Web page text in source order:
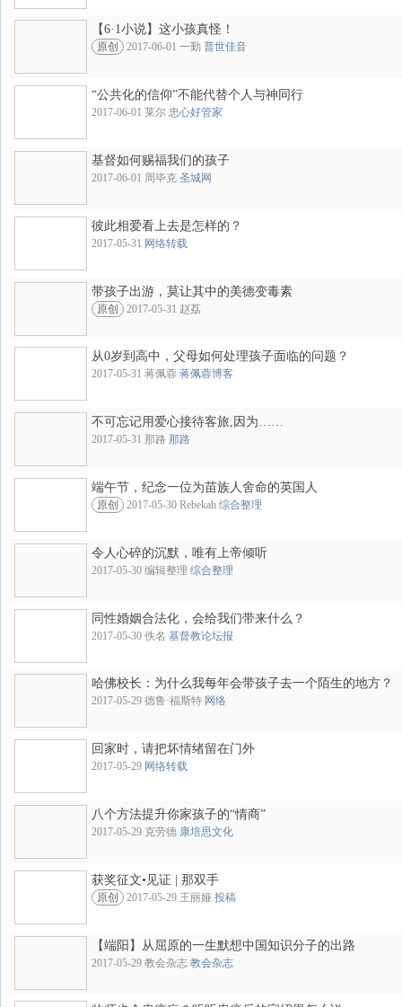
【6·1小说】这小孩真怪！
原创 2017-06-01 一勤 普世佳音
“公共化的信仰”不能代替个人与神同行
2017-06-01 莱尔 忠心好管家
基督如何赐福我们的孩子
2017-06-01 周毕克 圣城网
彼此相爱看上去是怎样的？
2017-05-31 网络转载
带孩子出游，莫让其中的美德变毒素
原创 2017-05-31 赵荔
从0岁到高中，父母如何处理孩子面临的问题？
2017-05-31 蒋佩蓉 蒋佩蓉博客
不可忘记用爱心接待客旅,因为……
2017-05-31 那路 那路
端午节，纪念一位为苗族人舍命的英国人
原创 2017-05-30 Rebekah 综合整理
令人心碎的沉默，唯有上帝倾听
2017-05-30 编辑整理 综合整理
同性婚姻合法化，会给我们带来什么？
2017-05-30 佚名 基督教论坛报
哈佛校长：为什么我每年会带孩子去一个陌生的地方？
2017-05-29 德鲁·福斯特 网络
回家时，请把坏情绪留在门外
2017-05-29 网络转载
八个方法提升你家孩子的“情商”
2017-05-29 克劳德 康培思文化
获奖征文•见证 | 那双手
原创 2017-05-29 王丽娅 投稿
【端阳】从屈原的一生默想中国知识分子的出路
2017-05-29 教会杂志 教会杂志